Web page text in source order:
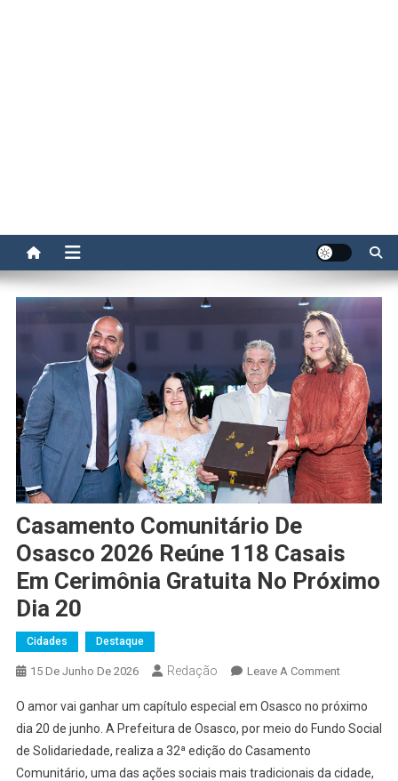
Casamento Comunitário De
Osasco 2026 Reúne 118 Casais
Em Cerimônia Gratuita No Próximo
Dia 20
Cidades Destaque
15 De Junho De 2026 Redação Leave A CommentOn
De
2026
O amor vai ganhar um capítulo especial em Osasco no próximo
dia 20 de junho. A Prefeitura de Osasco, por meio do Fundo Social
de Solidariedade, realiza a 32ª edição do Casamento
Comunitário, uma das ações sociais mais tradicionais da cidade,